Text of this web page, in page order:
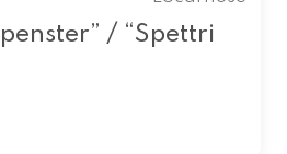
/ “Spettri